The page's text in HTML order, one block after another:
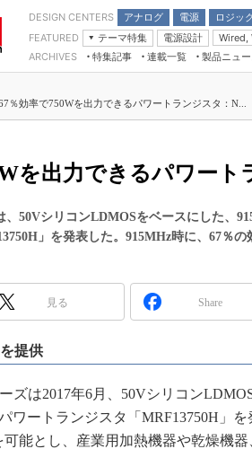
DESIGN CENTERS アナログ
電源
モーター
ロジック
LSI
受動部品
FEATURED
テーマ特集
Japan）
Japan）
電源設計 Wired,
モーター入門マイコン講座 計
ARCHIVES 特集記事
連載一覧
プロセッサ懐古録
の式で始めるDC/DCコン
の設計
ンバーター活用講座
講座
ぶマイコン講座
データロガーの基礎知識
効率！ モーター駆動入門講
製品ニュー
電子ブックレット
％効率で750Wを出力できるパワートランジスタ：N...
を出力できるパワート
、50VシリコンLDMOSをベースにした、
」を発表した。915MHz時に、67％の
見る Share
提供
ズは2017年6月、50Vシリコン
ワートランジスタ「MRF13750H」
可能とし、産業用加熱機器や乾燥機